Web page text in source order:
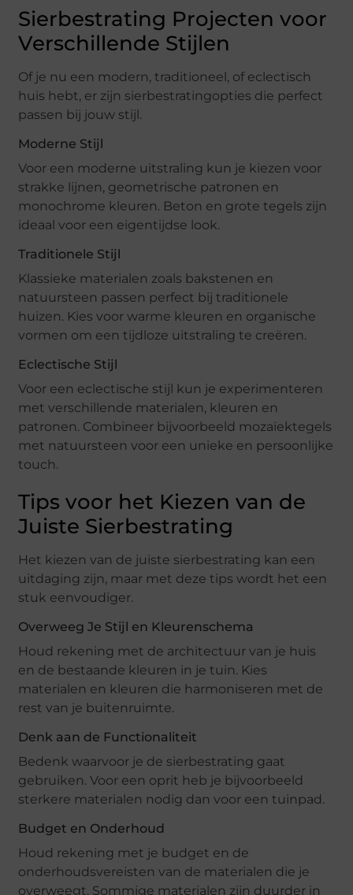
Sierbestrating Projecten voor
Verschillende Stijlen
Of je nu een modern, traditioneel, of eclectisch
huis hebt, er zijn sierbestratingopties die perfect
passen bij jouw stijl.
Moderne Stijl
Voor een moderne uitstraling kun je kiezen voor
strakke lijnen, geometrische patronen en
monochrome kleuren. Beton en grote tegels zijn
ideaal voor een eigentijdse look.
Traditionele Stijl
Klassieke materialen zoals bakstenen en
natuursteen passen perfect bij traditionele
huizen. Kies voor warme kleuren en organische
vormen om een tijdloze uitstraling te creëren.
Eclectische Stijl
Voor een eclectische stijl kun je experimenteren
met verschillende materialen, kleuren en
patronen. Combineer bijvoorbeeld mozaïektegels
met natuursteen voor een unieke en persoonlijke
touch.
Tips voor het Kiezen van de
Juiste Sierbestrating
Het kiezen van de juiste sierbestrating kan een
uitdaging zijn, maar met deze tips wordt het een
stuk eenvoudiger.
Overweeg Je Stijl en Kleurenschema
Houd rekening met de architectuur van je huis
en de bestaande kleuren in je tuin. Kies
materialen en kleuren die harmoniseren met de
rest van je buitenruimte.
Denk aan de Functionaliteit
Bedenk waarvoor je de sierbestrating gaat
gebruiken. Voor een oprit heb je bijvoorbeeld
sterkere materialen nodig dan voor een tuinpad.
Budget en Onderhoud
Houd rekening met je budget en de
onderhoudsvereisten van de materialen die je
overweegt. Sommige materialen zijn duurder in